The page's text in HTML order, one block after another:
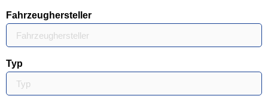
Fahrzeughersteller
Typ